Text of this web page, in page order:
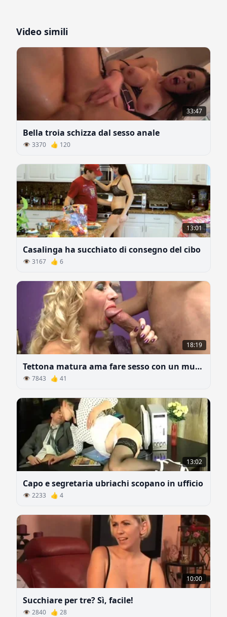
Video simili
33:47
Bella troia schizza dal sesso anale
👁 3370 👍 120
13:01
Casalinga ha succhiato di consegno del cibo
👁 3167 👍 6
18:19
Tettona matura ama fare sesso con un mulatto
👁 7843 👍 41
13:02
Capo e segretaria ubriachi scopano in ufficio
👁 2233 👍 4
10:00
Succhiare per tre? Sì, facile!
👁 2840 👍 28